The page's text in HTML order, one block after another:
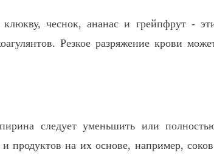
чеснок, ананас и грейпфрут -
Резкое разряжение крови
следует уменьшить или
продуктов на их основе, например,